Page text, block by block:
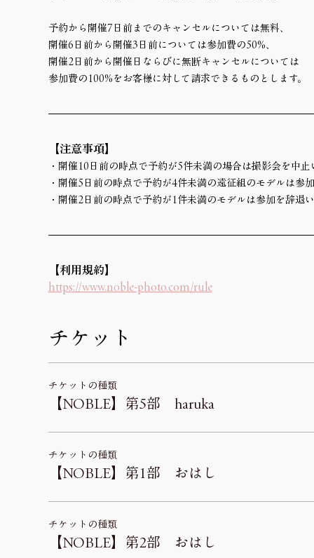
予約から開催7日前までのキャンセルについては無料、
開催6日前から開催3日前については参加費の50%、
開催2日前から開催日ならびに無断キャンセルについては
参加費の100%をお客様に対して請求できるものとします。
【注意事項】
・開催10日前の時点で予約が5件未満の場合は撮影会を中止
・開催5日前の時点で予約が4件未満の遠征組のモデルは参
・開催2日前の時点で予約が1件未満のモデルは参加を辞退
【利用規約】
https://www.noble-photo.com/rule
チケット
チケットの種類
【NOBLE】第5部 haruka
チケットの種類
【NOBLE】第1部 おはし
チケットの種類
【NOBLE】第2部 おはし